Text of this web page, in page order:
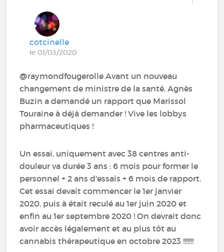
cotcinelle
le 01/03/2020
@raymondfougerolle Avant un nouveau
changement de ministre de la santé, Agnès
Buzin a demandé un rapport que Marissol
Touraine à déjà demander ! Vive les lobbys
pharmaceutiques !
Un essai, uniquement avec 38 centres anti-
douleur va durée 3 ans : 6 mois pour former le
personnel + 2 ans d'essais + 6 mois de rapport.
Cet essai devait commencer le 1er janvier
2020, puis à était reculé au 1er juin 2020 et
enfin au 1er septembre 2020 ! On devrait donc
avoir accès légalement et au plus tôt au
cannabis thérapeutique en octobre 2023 !!!!!!!